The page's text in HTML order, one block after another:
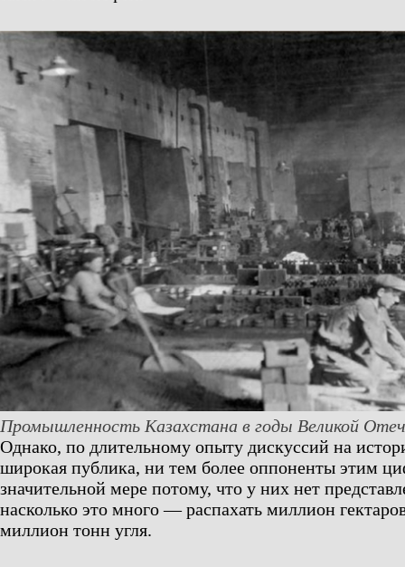
Промышленность Казахстана в годы Великой
Однако, по длительному опыту дискуссий на
широкая публика, ни тем более оппоненты этим
значительной мере потому, что у них нет
насколько это много — распахать миллион
миллион тонн угля.